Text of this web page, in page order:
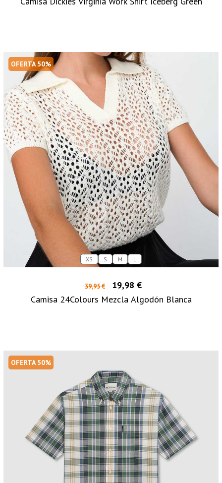
OFERTA 50%
XS S M L
39,95 €
19,98 €
Camisa 24Colours Mezcla Algodón Blanca
OFERTA 50%